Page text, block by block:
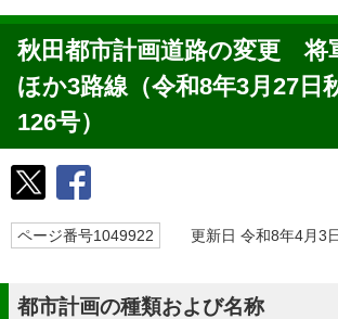
秋田都市計画道路の変更 将
ほか3路線（令和8年3月27日
126号）
ページ番号1049922 更新日 令和8年4月3
都市計画の種類および名称